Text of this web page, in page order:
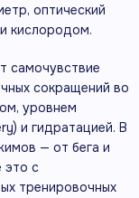
оптический
кислородом.
самочувствие
сокращений во
уровнем
и гидратацией. В
— от бега и
это с
тренировочных